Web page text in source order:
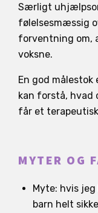
Særligt
følelsesmæssig
forventning om,
voksne.
En god
kan forstå, hvad
får et
MYTER OG
Myte: hvis
barn helt